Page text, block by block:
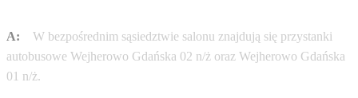
A:
W bezpośrednim sąsiedztwie salonu znajdują się przystanki
autobusowe Wejherowo Gdańska 02 n/ż oraz Wejherowo Gdańska
01 n/ż.